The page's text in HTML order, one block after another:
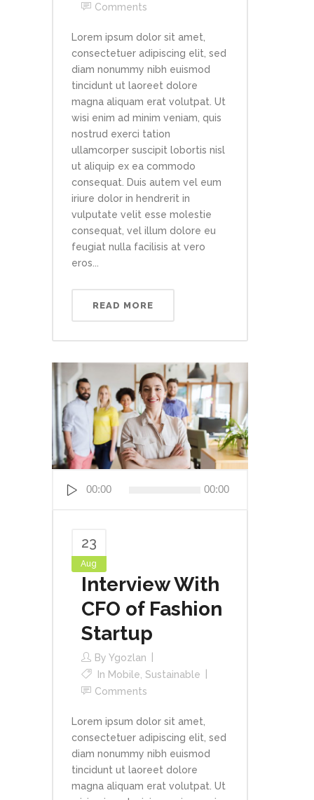
Comments
Lorem ipsum dolor sit amet,
consectetuer adipiscing elit, sed
diam nonummy nibh euismod
tincidunt ut laoreet dolore
magna aliquam erat volutpat. Ut
wisi enim ad minim veniam, quis
nostrud exerci tation
ullamcorper suscipit lobortis nisl
ut aliquip ex ea commodo
consequat. Duis autem vel eum
iriure dolor in hendrerit in
vulputate velit esse molestie
consequat, vel illum dolore eu
feugiat nulla facilisis at vero
eros...
READ MORE
Player
00:00 00:00
23
Aug
Interview With
CFO of Fashion
Startup
By Ygozlan
In Mobile, Sustainable
Comments
Lorem ipsum dolor sit amet,
consectetuer adipiscing elit, sed
diam nonummy nibh euismod
tincidunt ut laoreet dolore
magna aliquam erat volutpat. Ut